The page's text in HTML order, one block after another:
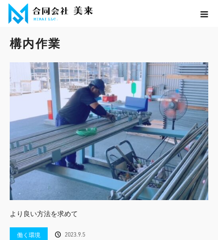
ホーム
ブログ
構内作業
構内作業
より良い方法を求めて
働く環境 2023.9.5